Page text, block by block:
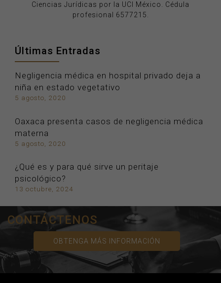
Ciencias Jurídicas por la UCI México. Cédula
profesional 6577215.
Últimas Entradas
Negligencia médica en hospital privado deja a
niña en estado vegetativo
5 agosto, 2020
Oaxaca presenta casos de negligencia médica
materna
5 agosto, 2020
¿Qué es y para qué sirve un peritaje
psicológico?
13 octubre, 2024
CONTÁCTENOS
OBTENGA MÁS INFORMACIÓN